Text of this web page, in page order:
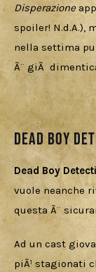
Disperazione
spoiler! N.d.A.),
nella settima
Ã¨ giÃ
Dead Boy
Dead Boy
vuole neanche
questa Ã¨
Ad un cast
piÃ¹ stagionati